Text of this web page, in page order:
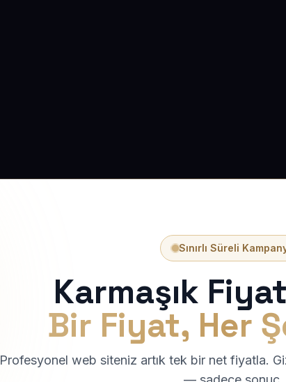
Sınırlı Süreli
Karmaşık
Bir Fiyat, Her
Profesyonel web siteniz artık tek bir net fiyatla.